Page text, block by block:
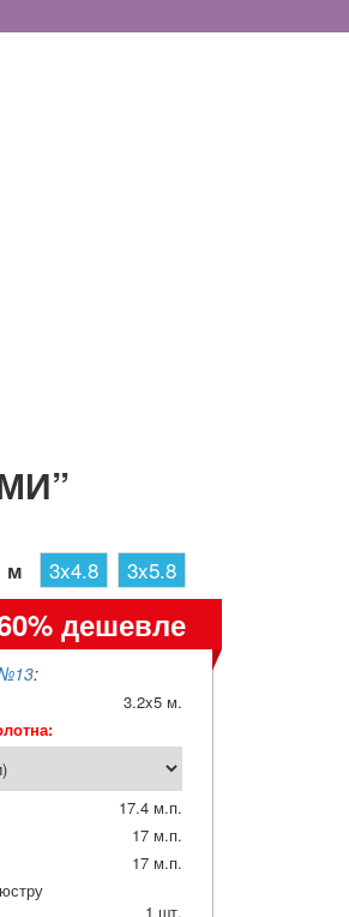
м 3x4.8 3x5.8
дешевле
:
3.2x5 м.
17.4 м.п.
17 м.п.
17 м.п.
1 шт.